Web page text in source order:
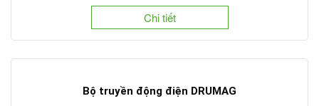
Chi tiết
Bộ truyền động điện DRUMAG